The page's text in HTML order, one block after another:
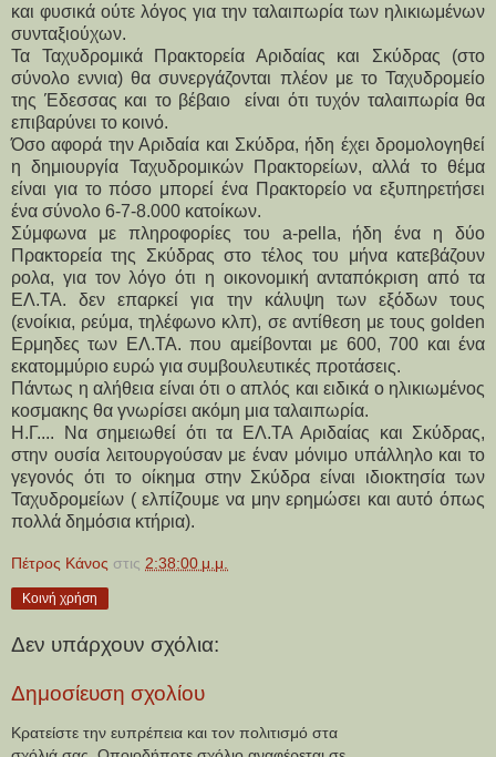
και φυσικά ούτε λόγος για την ταλαιπωρία των ηλικιωμένων
συνταξιούχων.
Τα Ταχυδρομικά Πρακτορεία Αριδαίας και Σκύδρας (στο
σύνολο εννια) θα συνεργάζονται πλέον με το Ταχυδρομείο
της Έδεσσας και το βέβαιο  είναι ότι τυχόν ταλαιπωρία θα
επιβαρύνει το κοινό.
Όσο αφορά την Αριδαία και Σκύδρα, ήδη έχει δρομολογηθεί
η δημιουργία Ταχυδρομικών Πρακτορείων, αλλά το θέμα
είναι για το πόσο μπορεί ένα Πρακτορείο να εξυπηρετήσει
ένα σύνολο 6-7-8.000 κατοίκων.
Σύμφωνα με πληροφορίες του a-pella, ήδη ένα η δύο
Πρακτορεία της Σκύδρας στο τέλος του μήνα κατεβάζουν
ρολα, για τον λόγο ότι η οικονομική ανταπόκριση από τα
ΕΛ.ΤΑ. δεν επαρκεί για την κάλυψη των εξόδων τους
(ενοίκια, ρεύμα, τηλέφωνο κλπ), σε αντίθεση με τους golden
Ερμηδες των ΕΛ.ΤΑ. που αμείβονται με 600, 700 και ένα
εκατομμύριο ευρώ για συμβουλευτικές προτάσεις.
Πάντως η αλήθεια είναι ότι ο απλός και ειδικά ο ηλικιωμένος
κοσμακης θα γνωρίσει ακόμη μια ταλαιπωρία.
Η.Γ.... Να σημειωθεί ότι τα ΕΛ.ΤΑ Αριδαίας και Σκύδρας,
στην ουσία λειτουργούσαν με έναν μόνιμο υπάλληλο και το
γεγονός ότι το οίκημα στην Σκύδρα είναι ιδιοκτησία των
Ταχυδρομείων ( ελπίζουμε να μην ερημώσει και αυτό όπως
πολλά δημόσια κτήρια).
Πέτρος Κάνος στις 2:38:00 μ.μ.
Κοινή χρήση
Δεν υπάρχουν σχόλια:
Δημοσίευση σχολίου
Κρατείστε την ευπρέπεια και τον πολιτισμό στα